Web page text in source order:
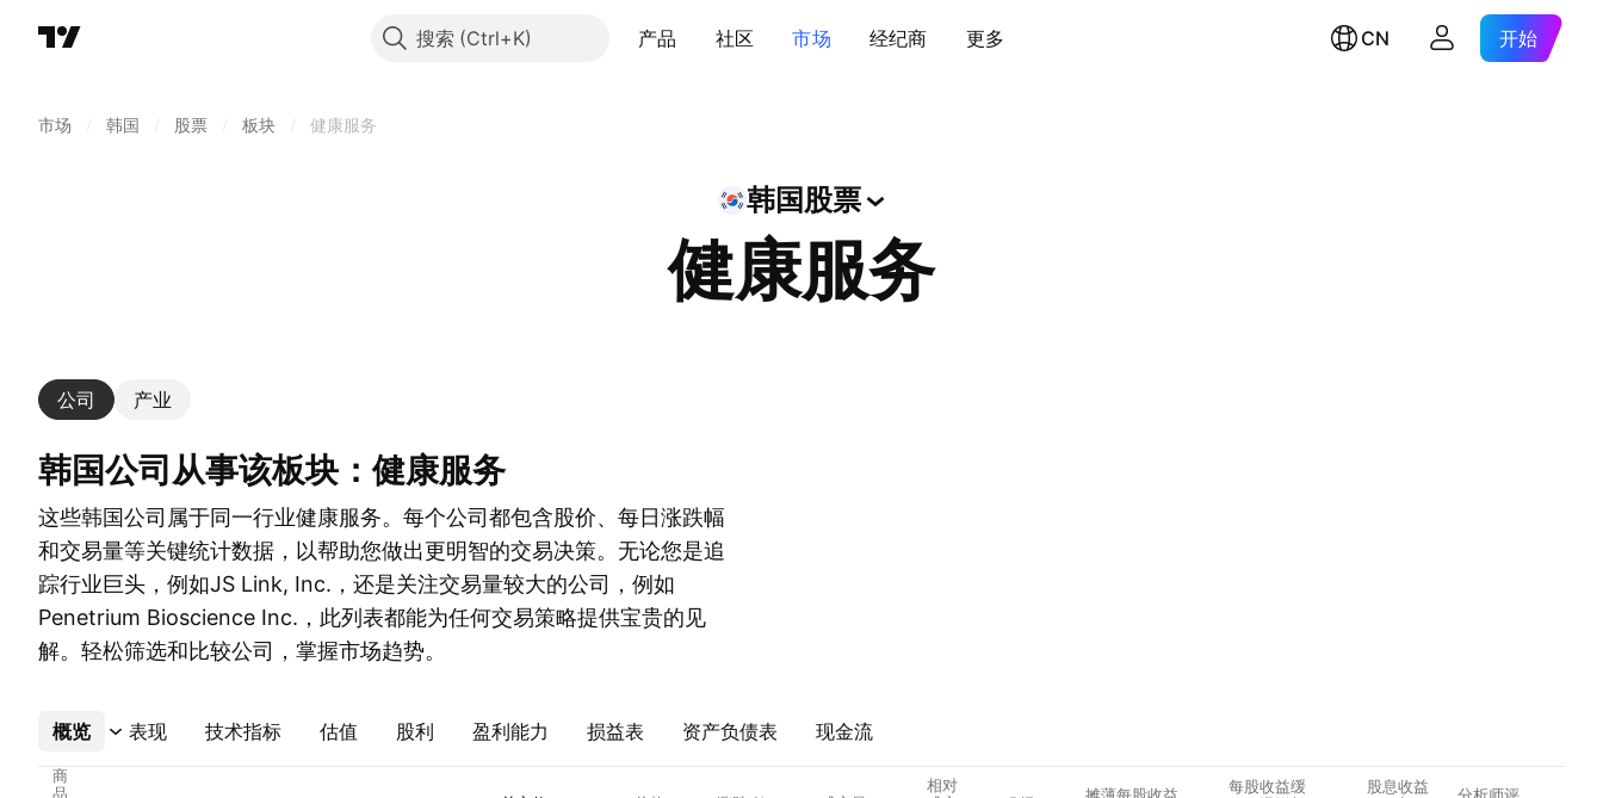
搜索 产品 社区 市场 经纪商 更多 CN 开始
市场 韩国 股票 板块 健康服务
韩国股票
健康服务
公司 产业
韩国公司从事该板块：健康服务
这些韩国公司属于同一行业健康服务。每个公司都包含股价、每日涨跌幅
和交易量等关键统计数据，以帮助您做出更明智的交易决策。无论您是追
踪行业巨头，例如JS Link, Inc.，还是关注交易量较大的公司，例如
Penetrium Bioscience Inc.，此列表都能为任何交易策略提供宝贵的见
解。轻松筛选和比较公司，掌握市场趋势。
概览 表现 技术指标 估值 股利 盈利能力 损益表 资产负债表 现金流
更多
商
品
相对
每股收益缓
股息收益
分析师评